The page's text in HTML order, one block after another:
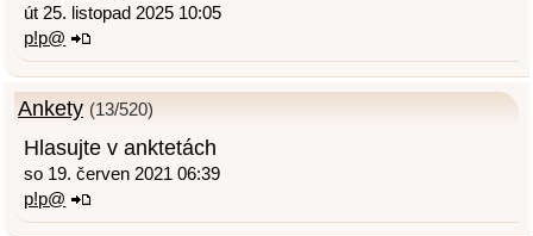
út 25. listopad 2025 10:05
p!p@
Ankety (13/520)
Hlasujte v anktetách
so 19. červen 2021 06:39
p!p@